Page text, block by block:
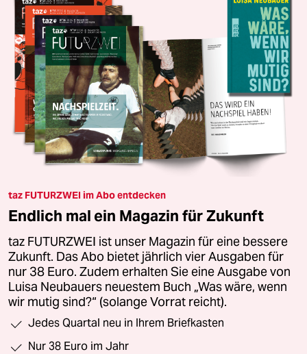
taz FUTURZWEI im Abo entdecken
Endlich mal ein Magazin für Zukunft
taz FUTURZWEI ist unser Magazin für eine bessere
Zukunft. Das Abo bietet jährlich vier Ausgaben für
nur 38 Euro. Zudem erhalten Sie eine Ausgabe von
Luisa Neubauers neuestem Buch „Was wäre, wenn
wir mutig sind?“ (solange Vorrat reicht).
Jedes Quartal neu in Ihrem Briefkasten
Nur 38 Euro im Jahr